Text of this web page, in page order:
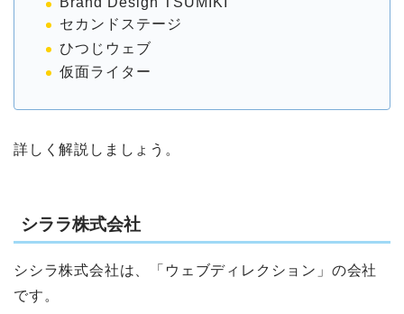
セカンドステージ
ひつじウェブ
仮面ライター
詳しく解説しましょう。
シララ株式会社
シシラ株式会社は、「ウェブディレクション」の会社
です。